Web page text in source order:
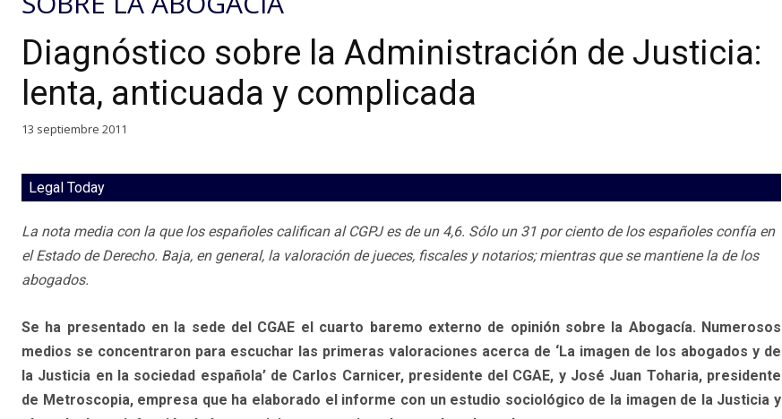
Diagnóstico sobre la Administración de Justicia:
lenta, anticuada y complicada
13 septiembre 2011
Legal Today
La nota media con la que los españoles califican al CGPJ es de un 4,6. Sólo un 31 por ciento de los españoles confía en
el Estado de Derecho. Baja, en general, la valoración de jueces, fiscales y notarios; mientras que se mantiene la de los
abogados.
Se ha presentado en la sede del CGAE el cuarto baremo externo de opinión sobre la Abogacía. Numerosos
medios se concentraron para escuchar las primeras valoraciones acerca de ‘La imagen de los abogados y de
la Justicia en la sociedad española’ de Carlos Carnicer, presidente del CGAE, y José Juan Toharia, presidente
de Metroscopia, empresa que ha elaborado el informe con un estudio sociológico de la imagen de la Justicia y